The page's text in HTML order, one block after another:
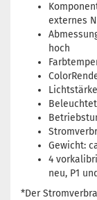
externes
hoch
Gewicht:
4
neu, P1
*Der